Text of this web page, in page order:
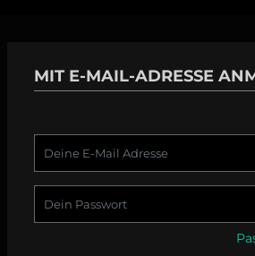
MIT E-MAIL-ADRESSE